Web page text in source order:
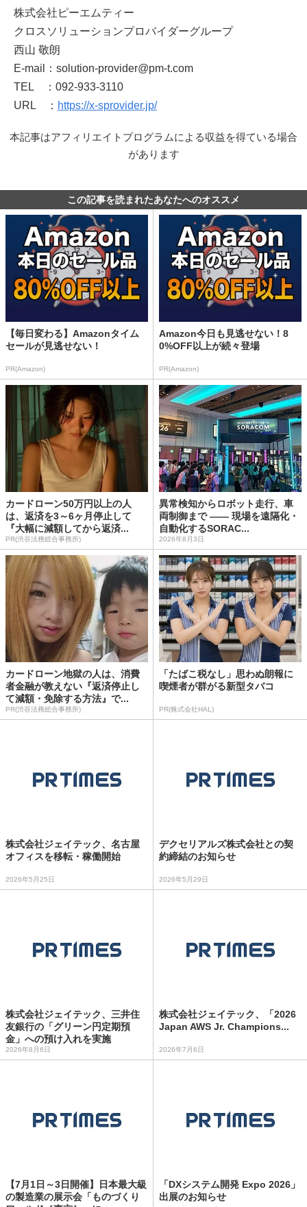
株式会社ピーエムティー
クロスソリューションプロバイダーグループ
西山 敬朗
E-mail：solution-provider@pm-t.com
TEL ：092-933-3110
URL ： https://x-sprovider.jp/
本記事はアフィリエイトプログラムによる収益を得ている場合
があります
この記事を読まれたあなたへのオススメ
【毎日変わる】Amazonタイム
セールが見逃せない！
PR(Amazon)
Amazon今日も見逃せない！8
0%OFF以上が続々登場
PR(Amazon)
カードローン50万円以上の人
は、返済を3～6ヶ月停止して
『大幅に減額してから返済...
PR(渋谷法務総合事務所)
異常検知からロボット走行、車
両制御まで —— 現場を遠隔化・
自動化するSORAC...
2026年8月3日
カードローン地獄の人は、消費
者金融が教えない『返済停止し
て減額・免除する方法』で...
PR(渋谷法務総合事務所)
「たばこ税なし」思わぬ朗報に
喫煙者が群がる新型タバコ
PR(株式会社HAL)
株式会社ジェイテック、名古屋
オフィスを移転・稼働開始
2026年5月25日
デクセリアルズ株式会社との契
約締結のお知らせ
2026年5月29日
株式会社ジェイテック、三井住
友銀行の「グリーン円定期預
金」への預け入れを実施
2026年8月6日
株式会社ジェイテック、「2026
Japan AWS Jr. Champions...
2026年7月6日
【7月1日～3日開催】日本最大級
の製造業の展示会「ものづくり
「DXシステム開発 Expo 2026」
出展のお知らせ